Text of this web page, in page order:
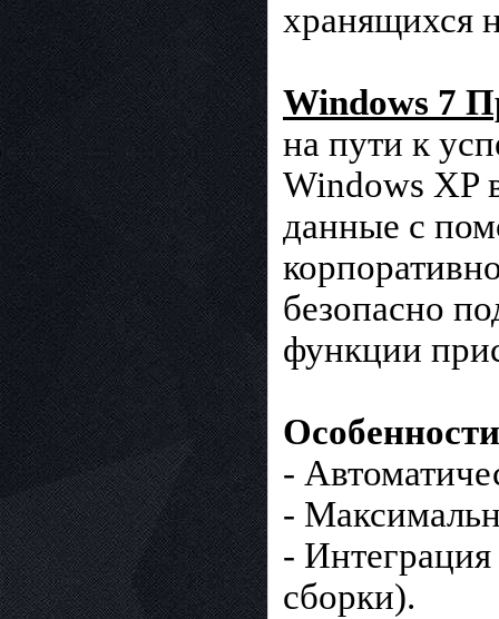
хранящихся
Windows 7
на пути к
Windows XP
данные с
безопасно
функции
-
-
-
сборки).